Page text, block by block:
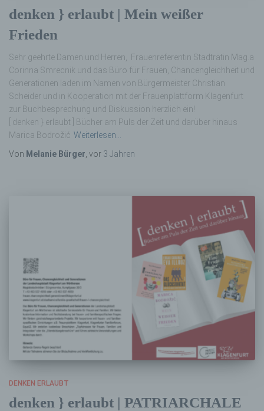
denken } erlaubt | Mein weißer
Frieden
Sehr geehrte Damen und Herren, Frauenreferentin Stadträtin Mag.a
Corinna Smrecnik und das Büro für Frauen, Chancengleichheit und
Generationen laden im Namen von Bürgermeister Christian
Scheider und in Kooperation mit der Frauenplattform Klagenfurt
zur Buchbesprechung und Diskussion herzlich ein!
[ denken } erlaubt ] Bücher am Puls der Zeit und darüber hinaus
Marica Bodrožić Weiterlesen…
Von Melanie Bürger, vor 3 Jahren
DENKEN ERLAUBT
denken } erlaubt | PATRIARCHALE